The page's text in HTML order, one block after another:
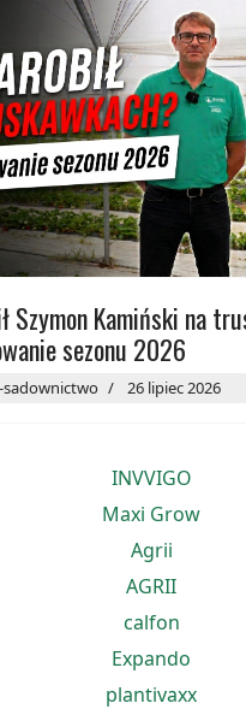
Szymon Kamiński na
sezonu 2026
sadownictwo 26 lipiec 2026